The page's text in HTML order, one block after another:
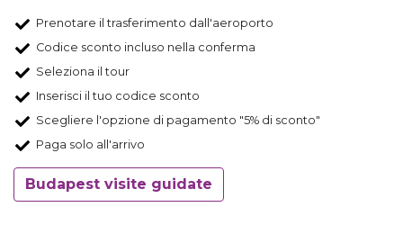
Prenotare il trasferimento dall'aeroporto
Codice sconto incluso nella conferma
Seleziona il tour
Inserisci il tuo codice sconto
Scegliere l'opzione di pagamento "5% di sconto"
Paga solo all'arrivo
Budapest visite guidate